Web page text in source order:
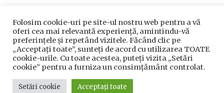
Politica privind cookie-urile
Politica de Confidențialitate
Termeni și condiții
Folosim cookie-uri pe site-ul nostru web pentru a vă
oferi cea mai relevantă experiență, amintindu-vă
preferințele și repetând vizitele. Făcând clic pe
„Acceptați toate”, sunteți de acord cu utilizarea TOATE
cookie-urile. Cu toate acestea, puteți vizita „Setări
cookie” pentru a furniza un consimțământ controlat.
Setări cookie Acceptați toate